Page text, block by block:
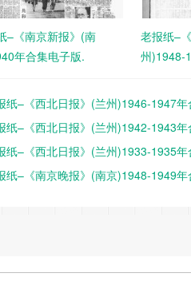
–《南京新报》(南
年合集电子版.
老报纸–
州)1948-
纸–《西北日报》(兰州)1946-1947年
纸–《西北日报》(兰州)1942-1943年
纸–《西北日报》(兰州)1933-1935年
纸–《南京晚报》(南京)1948-1949年